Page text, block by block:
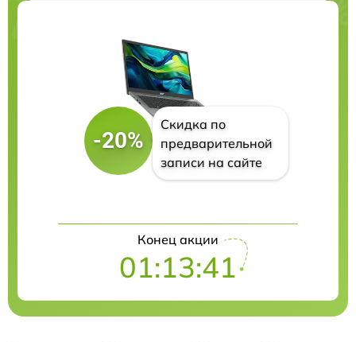
-20%
Скидка по
предварительной
записи на сайте
Конец акции
01:13:40